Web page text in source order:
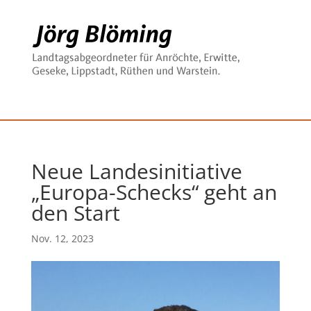
Neue Landesinitiative
„Europa-Schecks“ geht an
den Start
Nov. 12, 2023